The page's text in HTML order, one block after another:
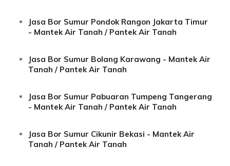
Jasa Bor Sumur Pondok Rangon Jakarta Timur
- Mantek Air Tanah / Pantek Air Tanah
Jasa Bor Sumur Bolang Karawang - Mantek Air
Tanah / Pantek Air Tanah
Jasa Bor Sumur Pabuaran Tumpeng Tangerang
- Mantek Air Tanah / Pantek Air Tanah
Jasa Bor Sumur Cikunir Bekasi - Mantek Air
Tanah / Pantek Air Tanah